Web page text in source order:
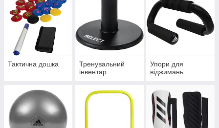
Тактична дошка
Тренувальний
інвентар
Упори для
віджимань